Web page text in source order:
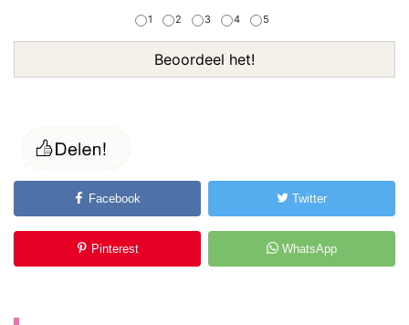
1 2 3 4 5
Beoordeel het!
Facebook Twitter
Pinterest WhatsApp